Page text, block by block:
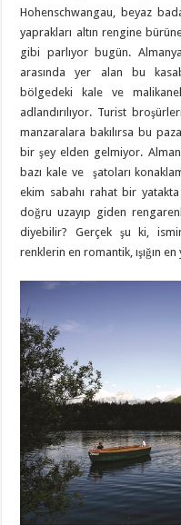
Hohenschwangau, beyaz
yaprakları altın rengine
gibi parlıyor bugün.
arasında yer alan bu
bölgedeki kale ve
adlandırılıyor. Turist
manzaralara bakılırsa bu
bir şey elden gelmiyor.
bazı kale ve şatoları
ekim sabahı rahat bir yatakta
doğru uzayıp giden
diyebilir? Gerçek şu ki,
renklerin en romantik, ışığın